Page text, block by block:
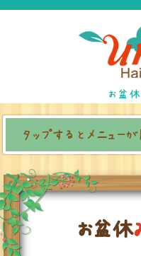
お盆
タップするとメニュー
お盆休